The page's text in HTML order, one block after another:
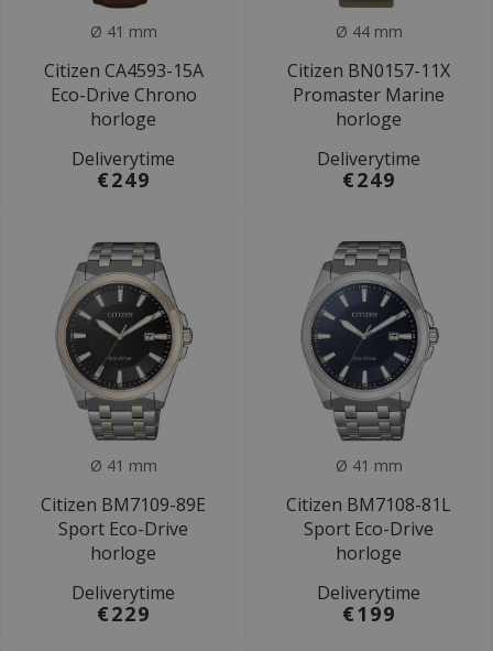
Ø 41 mm
Citizen CA4593-15A
Eco-Drive Chrono
horloge
Deliverytime
€249
Ø 44 mm
Citizen BN0157-11X
Promaster Marine
horloge
Deliverytime
€249
Ø 41 mm
Citizen BM7109-89E
Sport Eco-Drive
horloge
Deliverytime
€229
Ø 41 mm
Citizen BM7108-81L
Sport Eco-Drive
horloge
Deliverytime
€199